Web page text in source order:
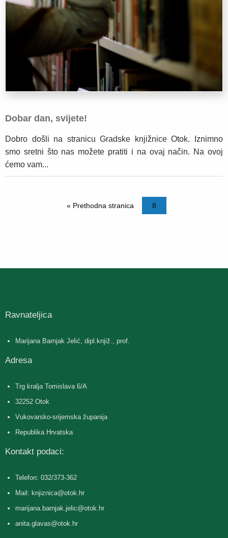
Dobar dan, svijete!
Dobro došli na stranicu Gradske knjižnice Otok. Iznimno
smo sretni što nas možete pratiti i na ovaj način. Na ovoj
ćemo vam...
« Prethodna stranica 8
Ravnateljica
Marijana Barnjak Jelić, dipl.knjiž., prof.
Adresa
Trg kralja Tomislava 6/A
32252 Otok
Vukovarsko-srijemska županija
Republika Hrvatska
Kontakt podaci:
Telefon: 032/373-362
Mail: knjiznica@otok.hr
marijana.barnjak.jelic@otok.hr
anita.glavas@otok.hr